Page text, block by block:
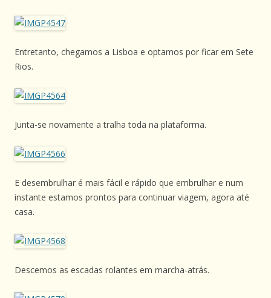
Entretanto, chegamos a Lisboa e optamos por ficar em Sete
Rios.
Junta-se novamente a tralha toda na plataforma.
E desembrulhar é mais fácil e rápido que embrulhar e num
instante estamos prontos para continuar viagem, agora até
casa.
Descemos as escadas rolantes em marcha-atrás.